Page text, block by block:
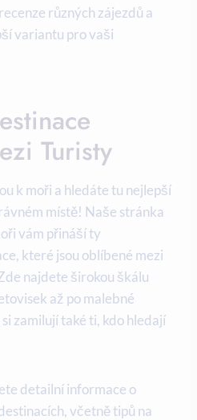
různých⁤ zájezdů a
variantu ​pro vaši
Turisty
⁤k moři a hledáte⁣ tu⁤ nejlepší
místě! Naše stránka
vám přináší ty⁤
které jsou ‍oblíbené mezi
najdete širokou škálu
až po⁢ malebné⁣
zamilují ⁤také​ ti, kdo hledají
detailní‍ informace o
včetně tipů na